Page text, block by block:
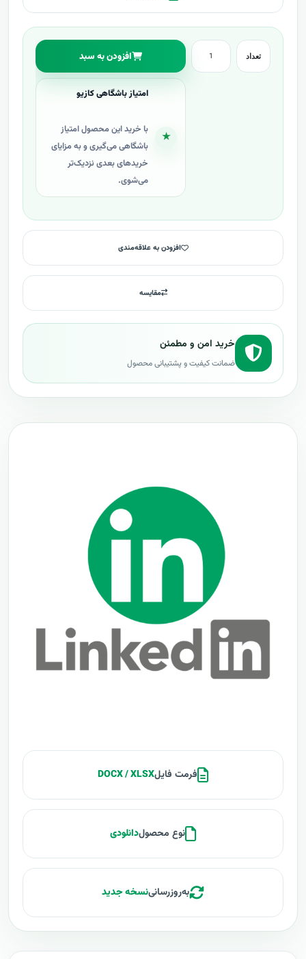
تعداد افزودن به سبد
★
امتیاز باشگاهی کازیو
با خرید این محصول امتیاز
باشگاهی می‌گیری و به مزایای
خریدهای بعدی نزدیک‌تر
می‌شوی.
افزودن به علاقه‌مندی
مقایسه
خرید امن و مطمئن
ضمانت کیفیت و پشتیبانی محصول
فرمت فایلDOCX / XLSX
نوع محصولدانلودی
به‌روزرسانینسخه جدید